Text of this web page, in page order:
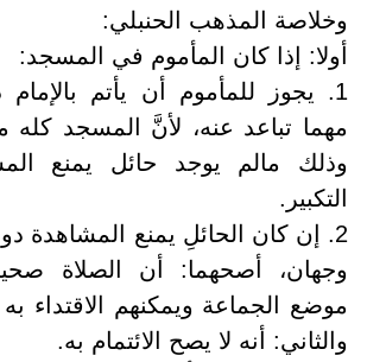
وخلاصة المذهب الحنبلي:
أولا: إذا كان المأموم في المسجد:
1. يجوز للمأموم أن يأتم
مهما تباعد عنه، لأنَّ المسجد كله
وذلك مالم يوجد حائل يمنع
التكبير.
2. إن كان الحائلِ يمنع المشاهدة
وجهان، أصحهما: أن الصلاة
موضع الجماعة ويمكنهم الاقتداء به
والثاني: أنه لا يصح الائتمام به.